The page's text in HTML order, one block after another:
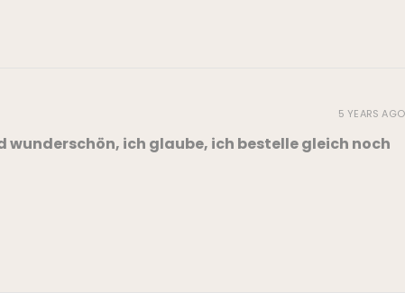
wunderschön, ich glaube, ich bestelle gleich noch
5 YEARS AGO